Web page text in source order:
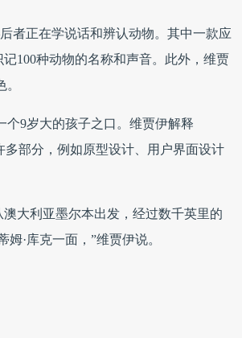
者正在学说话和辨认动物。其中一款应
记100种动物的名称和声音。此外，维贾
个9岁大的孩子之口。维贾伊解释
部分，例如原型设计、用户界面设计
大利亚墨尔本出发，经过数千英里的
·库克一面，”维贾伊说。